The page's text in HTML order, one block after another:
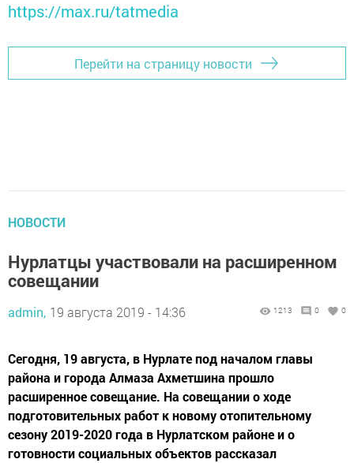
https://max.ru/tatmedia
Перейти на страницу новости
НОВОСТИ
Нурлатцы участвовали на расширенном
совещании
admin, 19 августа 2019 - 14:36 1213 0 0
Сегодня, 19 августа, в Нурлате под началом главы
района и города Алмаза Ахметшина прошло
расширенное совещание. На совещании о ходе
подготовительных работ к новому отопительному
сезону 2019-2020 года в Нурлатском районе и о
готовности социальных объектов рассказал